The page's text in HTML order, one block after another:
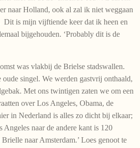
naar Holland, ook al zal ik niet weggaan
is mijn vijftiende keer dat ik heen en
bijgehouden. ‘Probably dit is de
was vlakbij de Brielse stadswallen.
oude singel. We werden gastvrij onthaald,
Met ons twintigen zaten we om een
over Los Angeles, Obama, de
in Nederland is alles zo dicht bij elkaar;
Angeles naar de andere kant is 120
naar Amsterdam.’ Loes genoot te